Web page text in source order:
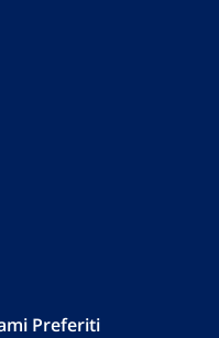
Preferiti